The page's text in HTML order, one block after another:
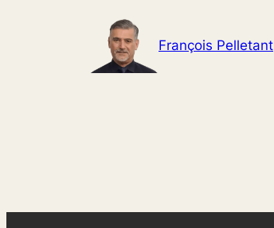
François Pelletant